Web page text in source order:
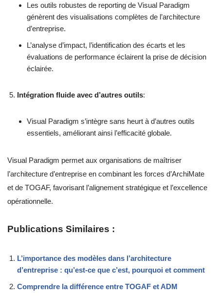
Les outils robustes de reporting de Visual Paradigm
génèrent des visualisations complètes de l’architecture
d’entreprise.
L’analyse d’impact, l’identification des écarts et les
évaluations de performance éclairent la prise de décision
éclairée.
Intégration fluide avec d’autres outils:
Visual Paradigm s’intègre sans heurt à d’autres outils
essentiels, améliorant ainsi l’efficacité globale.
Visual Paradigm permet aux organisations de maîtriser
l’architecture d’entreprise en combinant les forces d’ArchiMate
et de TOGAF, favorisant l’alignement stratégique et l’excellence
opérationnelle.
Publications Similaires :
L’importance des modèles dans l’architecture
d’entreprise : qu’est-ce que c’est, pourquoi et comment
Comprendre la différence entre TOGAF et ADM